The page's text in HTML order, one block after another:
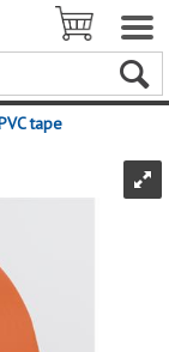
tape